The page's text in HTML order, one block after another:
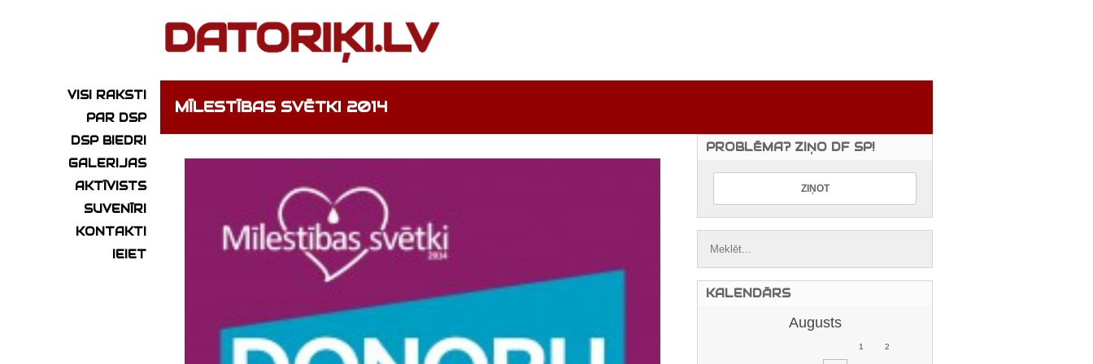
VISI RAKSTI
PAR DSP
DSP BIEDRI
GALERIJAS
AKTĪVISTS
SUVENĪRI
KONTAKTI
IEIET
MĪLESTĪBAS SVĒTKI 2014
PROBLĒMA? ZIŅO DF SP!
KALENDĀRS
Augusts
1 2